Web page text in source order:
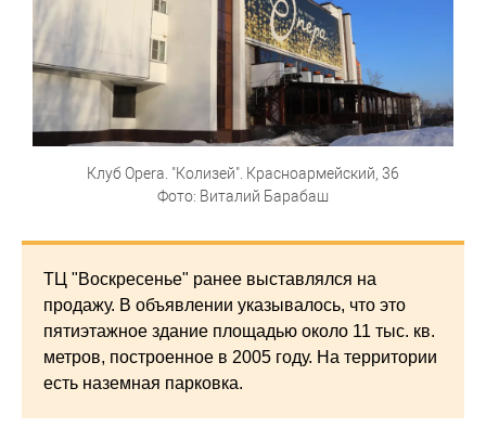
Клуб Opera. "Колизей". Красноармейский, 36
Фото: Виталий Барабаш
ТЦ "Воскресенье" ранее выставлялся на
продажу. В объявлении указывалось, что это
пятиэтажное здание площадью около 11 тыс. кв.
метров, построенное в 2005 году. На территории
есть наземная парковка.